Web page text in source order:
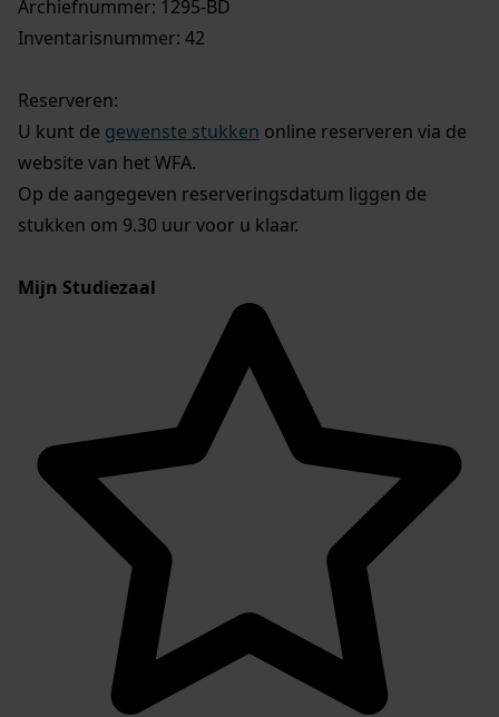
Archiefnummer: 1295-BD
Inventarisnummer: 42
Reserveren:
U kunt de gewenste stukken online reserveren via de
website van het WFA.
Op de aangegeven reserveringsdatum liggen de
stukken om 9.30 uur voor u klaar.
Mijn Studiezaal